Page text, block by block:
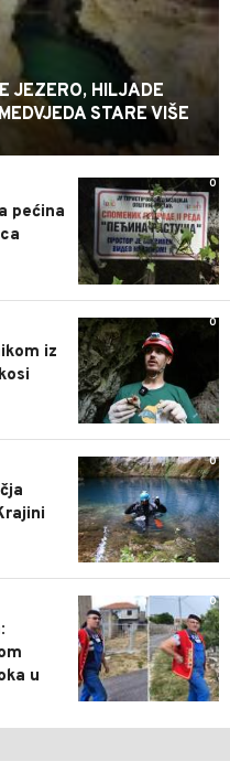
JEZERO, HILJADE
STARE VIŠE
0
pećina
0
iz
0
0
u